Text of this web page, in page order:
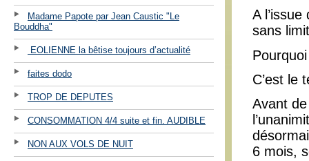
Madame Papote par Jean Caustic "Le
Bouddha"
EOLIENNE la bêtise toujours d’actualité
faites dodo
TROP DE DEPUTES
CONSOMMATION 4/4 suite et fin. AUDIBLE
NON AUX VOLS DE NUIT
A
sans
C’est le
Avant
6 mois,